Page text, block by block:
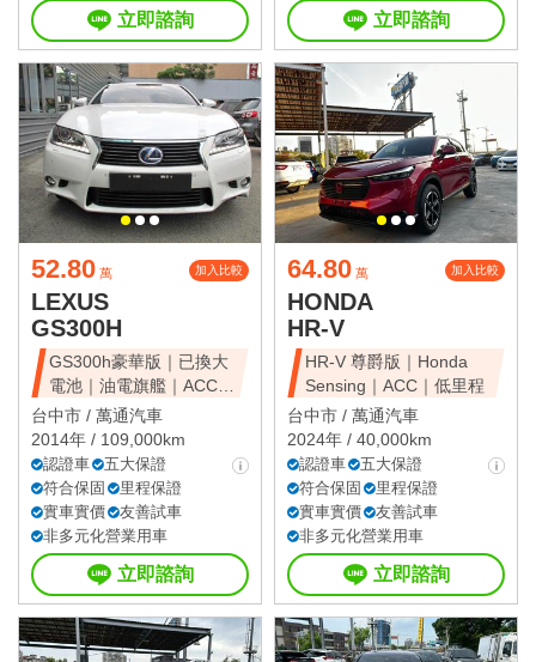
立即諮詢 立即諮詢
52.80 萬 加入比較
LEXUS
GS300H
GS300h豪華版｜已換大
電池｜油電旗艦｜ACC｜
天窗豪華房
台中市 / 萬通汽車
2014年 / 109,000km
認證車
五大保證
符合保固
里程保證
實車實價
友善試車
非多元化營業用車
立即諮詢
64.80 萬 加入比較
HONDA
HR-V
HR-V 尊爵版｜Honda
Sensing｜ACC｜低里程
台中市 / 萬通汽車
2024年 / 40,000km
認證車
五大保證
符合保固
里程保證
實車實價
友善試車
非多元化營業用車
立即諮詢